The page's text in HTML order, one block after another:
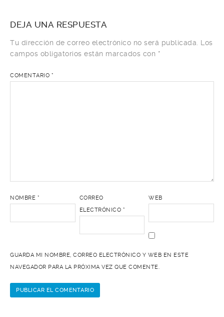
DEJA UNA RESPUESTA
Tu dirección de correo electrónico no será publicada.
Los
campos obligatorios están marcados con *
COMENTARIO *
NOMBRE *
CORREO
ELECTRÓNICO *
WEB
GUARDA MI NOMBRE, CORREO ELECTRÓNICO Y WEB EN ESTE
NAVEGADOR PARA LA PRÓXIMA VEZ QUE COMENTE.